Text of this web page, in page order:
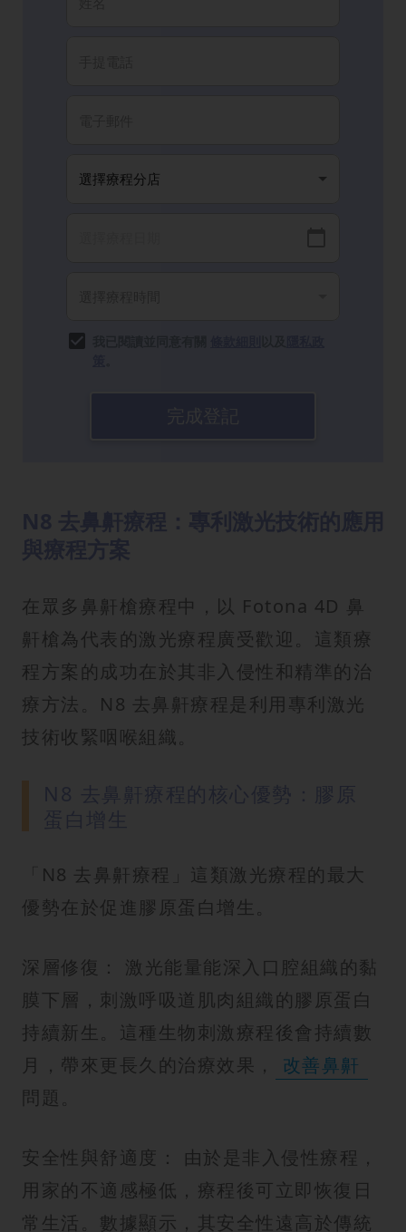
在眾多鼻鼾槍療程中，以 Fotona 4D 鼻
鼾槍為代表的激光療程廣受歡迎。這類療
程方案的成功在於其非入侵性和精準的治
療方法。N8 去鼻鼾療程是利用專利激光
技術收緊咽喉組織。
「N8 去鼻鼾療程」這類激光療程的最大
優勢在於促進膠原蛋白增生。
深層修復： 激光能量能深入口腔組織的黏
膜下層，刺激呼吸道肌肉組織的膠原蛋白
持續新生。這種生物刺激療程後會持續數
月，帶來更長久的治療效果，
改善鼻鼾
問題。
安全性與舒適度： 由於是非入侵性療程，
用家的不適感極低，療程後可立即恢復日
常生活。數據顯示，其安全性遠高於傳統